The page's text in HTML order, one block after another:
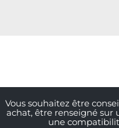
Vous souhaitez être
achat, être renseigné sur
une